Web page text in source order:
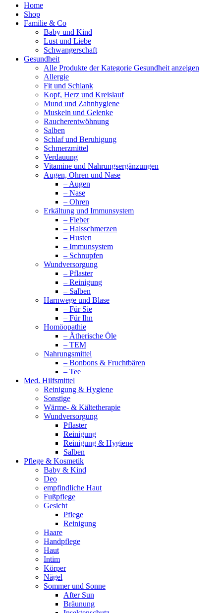
Home
Shop
Familie & Co
Baby und Kind
Lust und Liebe
Schwangerschaft
Gesundheit
Alle Produkte der Kategorie Gesundheit anzeigen
Allergie
Fit und Schlank
Kopf, Herz und Kreislauf
Mund und Zahnhygiene
Muskeln und Gelenke
Raucherentwöhnung
Salben
Schlaf und Beruhigung
Schmerzmittel
Verdauung
Vitamine und Nahrungsergänzungen
Augen, Ohren und Nase
– Augen
– Nase
– Ohren
Erkältung und Immunsystem
– Fieber
– Halsschmerzen
– Husten
– Immunsystem
– Schnupfen
Wundversorgung
– Pflaster
– Reinigung
– Salben
Harnwege und Blase
– Für Sie
– Für Ihn
Homöopathie
– Ätherische Öle
– TEM
Nahrungsmittel
– Bonbons & Fruchtbären
– Tee
Med. Hilfsmittel
Reinigung & Hygiene
Sonstige
Wärme- & Kältetherapie
Wundversorgung
Pflaster
Reinigung
Reinigung & Hygiene
Salben
Pflege & Kosmetik
Baby & Kind
Deo
empfindliche Haut
Fußpflege
Gesicht
Pflege
Reinigung
Haare
Handpflege
Haut
Intim
Körper
Nägel
Sommer und Sonne
After Sun
Bräunung